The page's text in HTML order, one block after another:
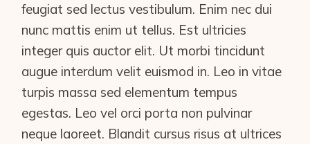
feugiat sed lectus vestibulum. Enim nec dui
nunc mattis enim ut tellus. Est ultricies
integer quis auctor elit. Ut morbi tincidunt
augue interdum velit euismod in. Leo in vitae
turpis massa sed elementum tempus
egestas. Leo vel orci porta non pulvinar
neque laoreet. Blandit cursus risus at ultrices